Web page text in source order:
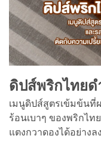
ดิปส์พริกไทยด
เมนูดิปส์สูตรเข้มข้นที่
ร้อนเบาๆ ของพริกไท
แตงกวาดองได้อย่างล